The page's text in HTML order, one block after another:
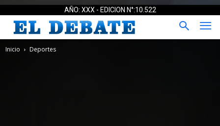
AÑO: XXX - EDICION N°:10.522
Inicio Deportes